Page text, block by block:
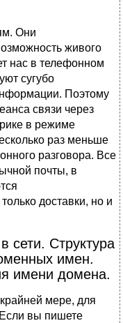
Они
живого
нас в телефонном
сугубо
Поэтому
связи через
в режиме
раз меньше
разговора. Все
почты, в
доставки, но и
сети. Структура
имен.
имени домена.
мере, для
вы пишете